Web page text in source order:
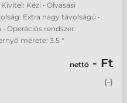
Kézi • Olvasási
Extra nagy távolságú •
Operációs rendszer:
mérete: 3.5 "
nettó - Ft
(-)